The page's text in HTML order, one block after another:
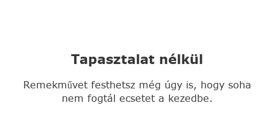
Tapasztalat nélkül
Remekművet festhetsz még úgy is, hogy soha
nem fogtál ecsetet a kezedbe.